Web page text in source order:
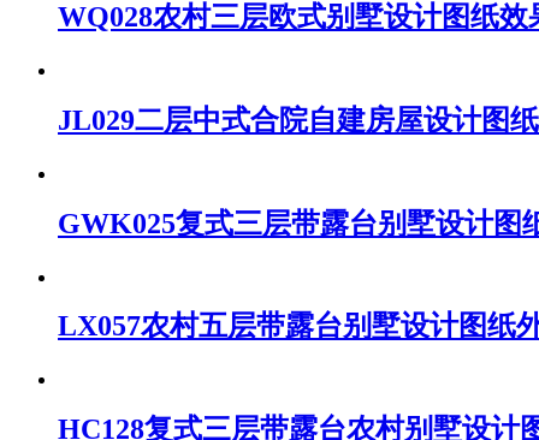
WQ028农村三层欧式别墅设计图纸
JL029二层中式合院自建房屋设计图
GWK025复式三层带露台别墅设计图
LX057农村五层带露台别墅设计图纸
HC128复式三层带露台农村别墅设计